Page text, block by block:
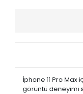
İphone 11 Pro
görüntü deneyimi